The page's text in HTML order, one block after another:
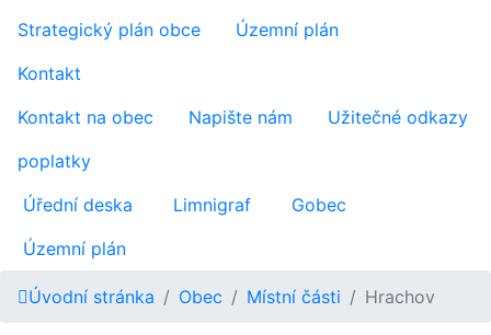
Strategický plán obce
Územní plán
Kontakt
Kontakt na obec
Napište nám
Užitečné odkazy
poplatky
Úřední deska
Limnigraf
Gobec
Územní plán
Úvodní stránka Obec Místní části Hrachov